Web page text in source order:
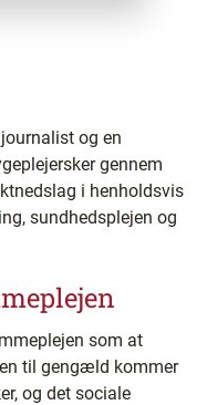
og en
gennem
i henholdsvis
sundhedsplejen og
som at
til gengæld kommer
og det sociale